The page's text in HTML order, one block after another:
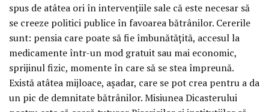
spus de atâtea ori în intervențiile sale că este necesar să
se creeze politici publice în favoarea bătrânilor. Cererile
sunt: pensia care poate să fie îmbunătățită, accesul la
medicamente într-un mod gratuit sau mai economic,
sprijinul fizic, momente în care să se stea împreună.
Există atâtea mijloace, așadar, care se pot crea pentru a da
un pic de demnitate bătrânilor. Misiunea Dicasterului